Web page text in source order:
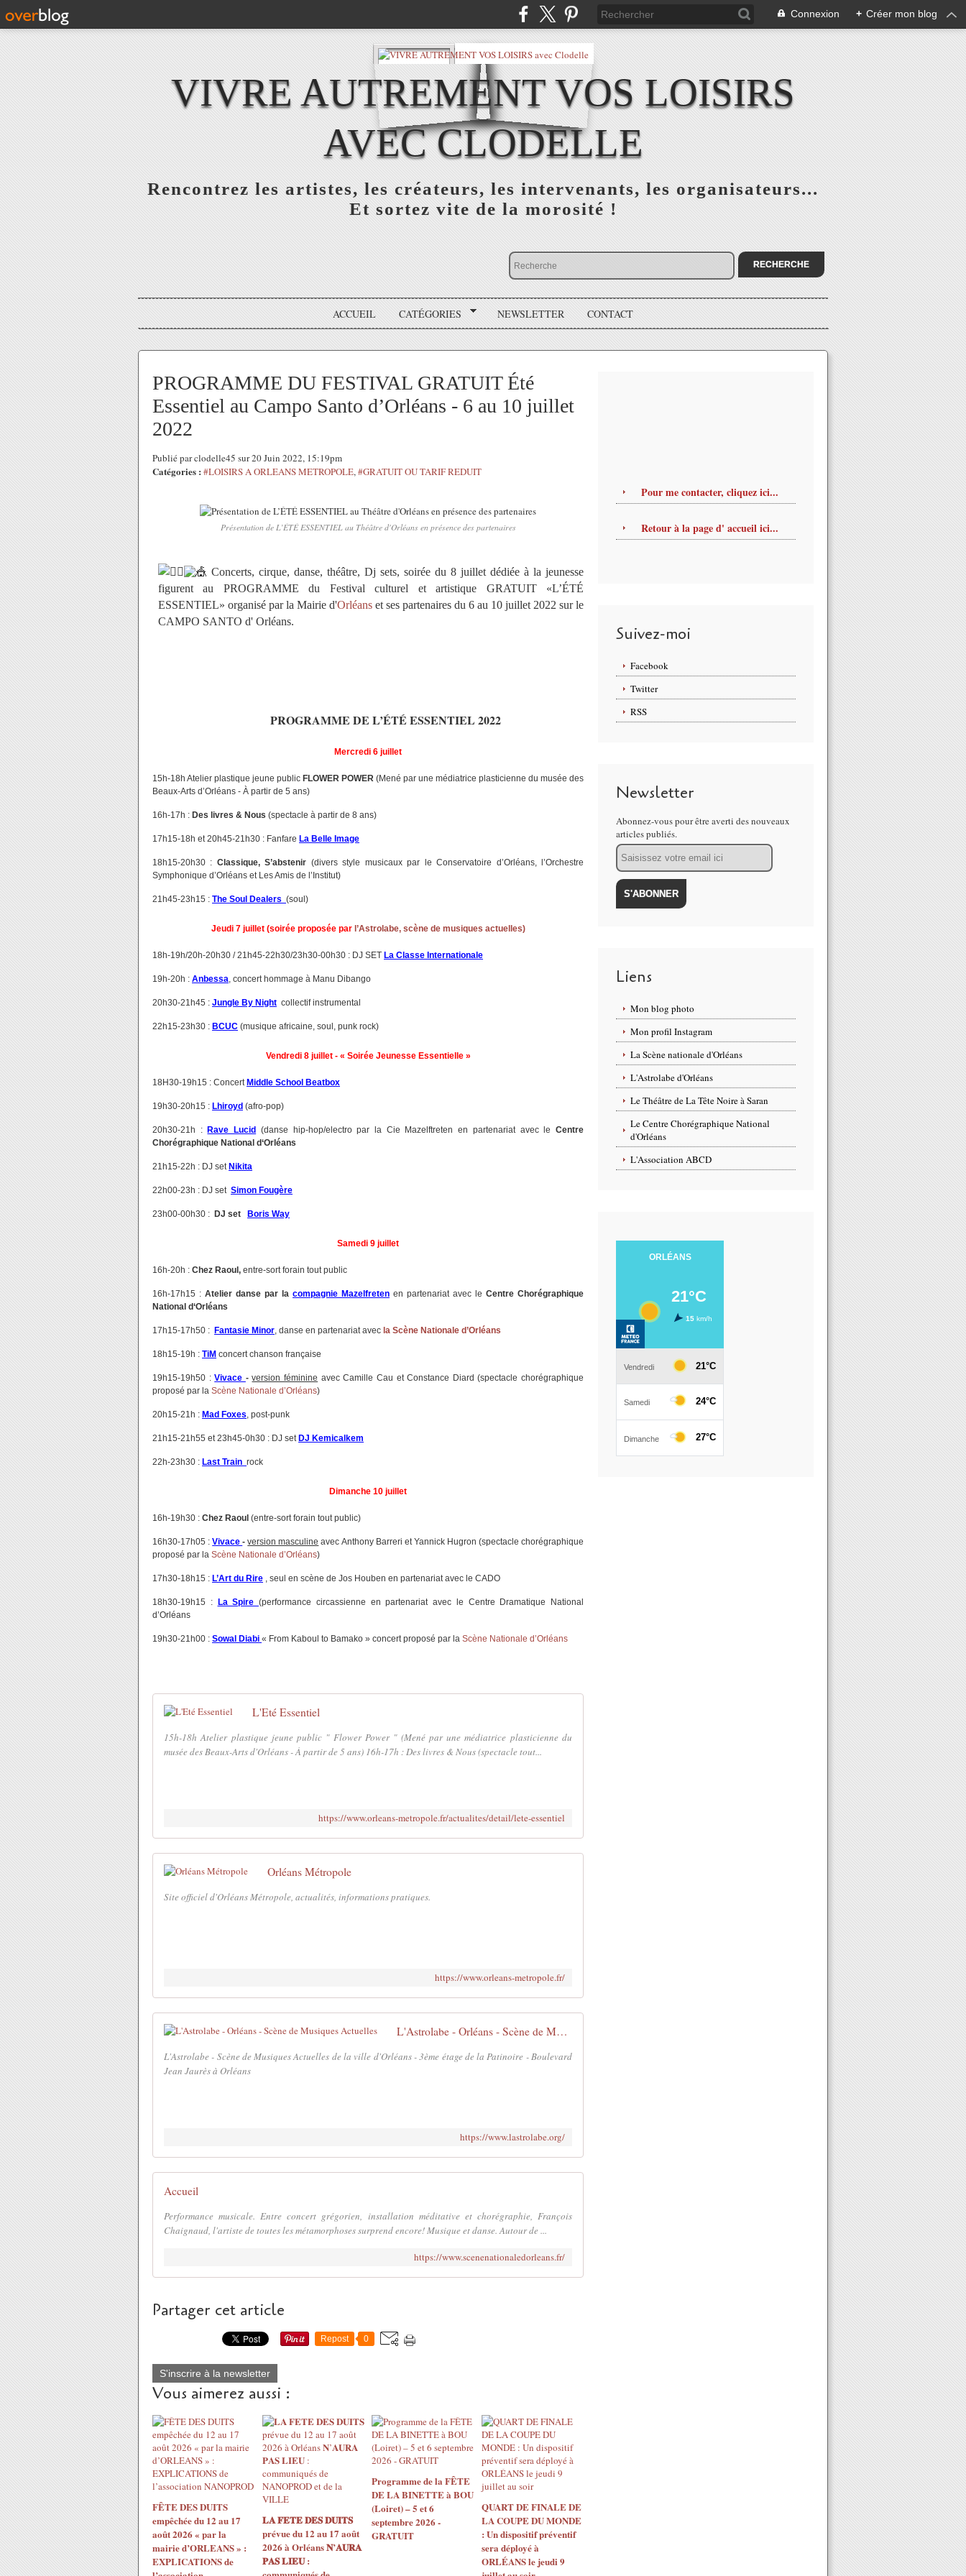
Connexion + Créer mon blog
VIVRE AUTREMENT VOS LOISIRS
AVEC CLODELLE
Rencontrez les artistes, les créateurs, les intervenants, les organisateurs...
Et sortez vite de la morosité !
ACCUEIL CATÉGORIES NEWSLETTER CONTACT
PROGRAMME DU FESTIVAL GRATUIT Été
Essentiel au Campo Santo d’Orléans - 6 au 10 juillet
2022
Publié par clodelle45 sur 20 Juin 2022, 15:19pm
Catégories : #LOISIRS A ORLEANS METROPOLE,#GRATUIT OU TARIF REDUIT
Présentation de L’ÉTÉ ESSENTIEL au Théâtre d'Orléans en présence des partenaires
Concerts, cirque, danse, théâtre, Dj sets, soirée du 8 juillet dédiée à la jeunesse
figurent au PROGRAMME du Festival culturel et artistique GRATUIT «L’ÉTÉ
ESSENTIEL» organisé par la Mairie d'Orléans et ses partenaires du 6 au 10 juillet 2022 sur le
CAMPO SANTO d' Orléans.
PROGRAMME DE L’ÉTÉ ESSENTIEL 2022
Mercredi 6 juillet
15h-18h Atelier plastique jeune public FLOWER POWER (Mené par une médiatrice plasticienne du musée des
Beaux-Arts d’Orléans - À partir de 5 ans)
16h-17h : Des livres & Nous (spectacle à partir de 8 ans)
17h15-18h et 20h45-21h30 : Fanfare La Belle Image
18h15-20h30 : Classique, S’abstenir (divers style musicaux par le Conservatoire d’Orléans, l’Orchestre
Symphonique d’Orléans et Les Amis de l’Institut)
21h45-23h15 : The Soul Dealers (soul)
Jeudi 7 juillet (soirée proposée parl’Astrolabe, scène de musiques actuelles)
18h-19h/20h-20h30 / 21h45-22h30/23h30-00h30 : DJ SET La Classe Internationale
19h-20h : Anbessa, concert hommage à Manu Dibango
20h30-21h45 : Jungle By Night collectif instrumental
22h15-23h30 : BCUC (musique africaine, soul, punk rock)
Vendredi 8 juillet - « Soirée Jeunesse Essentielle »
18H30-19h15 : Concert Middle School Beatbox
19h30-20h15 : Lhiroyd (afro-pop)
20h30-21h : Rave Lucid (danse hip-hop/electro par la Cie Mazelftreten en partenariat avec leCentre
Chorégraphique National d‘Orléans
21h15-22h : DJ set Nikita
22h00-23h : DJ set Simon Fougère
23h00-00h30 : DJ set Boris Way
Samedi 9 juillet
16h-20h : Chez Raoul, entre-sort forain tout public
16h-17h15 : Atelier danse par la compagnie Mazelfreten en partenariat avec le Centre Chorégraphique
National d‘Orléans
17h15-17h50 : Fantasie Minor, danse en partenariat avec la Scène Nationale d’Orléans
18h15-19h : TiM concert chanson française
19h15-19h50 :Vivace - version féminine avec Camille Cau et Constance Diard (spectacle chorégraphique
proposé par la Scène Nationale d’Orléans)
20h15-21h : Mad Foxes, post-punk
21h15-21h55 et 23h45-0h30 : DJ set DJ Kemicalkem
22h-23h30 : Last Train rock
Dimanche 10 juillet
16h-19h30 : Chez Raoul (entre-sort forain tout public)
16h30-17h05 :Vivace- version masculine avec Anthony Barreri et Yannick Hugron (spectacle chorégraphique
proposé par la Scène Nationale d’Orléans)
17h30-18h15 : L’Art du Rire , seul en scène de Jos Houben en partenariat avec le CADO
18h30-19h15 : La Spire (performance circassienne en partenariat avec le Centre Dramatique National
d’Orléans
19h30-21h00 : Sowal Diabi « From Kaboul to Bamako » concert proposé par la Scène Nationale d’Orléans
L'Eté Essentiel
15h-18h Atelier plastique jeune public " Flower Power " (Mené par une médiatrice plasticienne du
musée des Beaux-Arts d'Orléans - À partir de 5 ans) 16h-17h : Des livres & Nous (spectacle tout...
https://www.orleans-metropole.fr/actualites/detail/lete-essentiel
Orléans Métropole
Site officiel d'Orléans Métropole, actualités, informations pratiques.
https://www.orleans-metropole.fr/
L'Astrolabe - Orléans - Scène de Musiques Actuelles
L'Astrolabe - Scène de Musiques Actuelles de la ville d'Orléans - 3ème étage de la Patinoire - Boulevard
Jean Jaurès à Orléans
https://www.lastrolabe.org/
Accueil
Performance musicale. Entre concert grégorien, installation méditative et chorégraphie, François
Chaignaud, l'artiste de toutes les métamorphoses surprend encore! Musique et danse. Autour de ...
https://www.scenenationaledorleans.fr/
Partager cet article
Repost 0
S'inscrire à la newsletter
Vous aimerez aussi :
FÊTE DES DUITS
empêchée du 12 au 17
août 2026 « par la
mairie d’ORLEANS » :
EXPLICATIONS de
𝐋𝐀 𝐅𝐄𝐓𝐄 𝐃𝐄𝐒 𝐃𝐔𝐈𝐓𝐒
prévue du 12 au 17 août
2026 à Orléans 𝐍’𝐀𝐔𝐑𝐀
𝐏𝐀𝐒 𝐋𝐈𝐄𝐔 :
Programme de la FÊTE
DE LA BINETTE à BOU
(Loiret) – 5 et 6
septembre 2026 -
GRATUIT
QUART DE FINALE DE
LA COUPE DU MONDE
: Un dispositif préventif
sera déployé à
ORLÉANS le jeudi 9
Pour me contacter, cliquez ici...
Retour à la page d' accueil ici...
Suivez-moi
Facebook
Twitter
RSS
Newsletter
Abonnez-vous pour être averti des nouveaux
articles publiés.
Email
Liens
Mon blog photo
Mon profil Instagram
La Scène nationale d'Orléans
L'Astrolabe d'Orléans
Le Théâtre de La Tête Noire à Saran
Le Centre Chorégraphique National
d'Orléans
L'Association ABCD